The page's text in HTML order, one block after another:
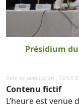
Présidium
Date de publication : 10/07/
Contenu fictif
L’heure est venue